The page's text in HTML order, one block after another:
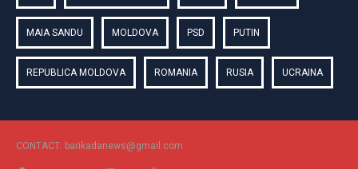
MAIA SANDU MOLDOVA PSD PUTIN
REPUBLICA MOLDOVA ROMANIA RUSIA UCRAINA
CONTACT: barikadanews@gmail.com